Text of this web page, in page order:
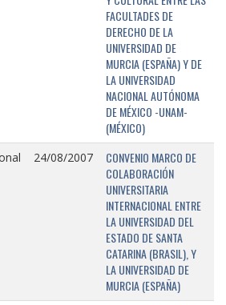
FACULTADES DE
DERECHO DE LA
UNIVERSIDAD DE
MURCIA (ESPAÑA) Y DE
LA UNIVERSIDAD
NACIONAL AUTÓNOMA
DE MÉXICO -UNAM-
(MÉXICO)
24/08/2007
CONVENIO MARCO DE
COLABORACIÓN
UNIVERSITARIA
INTERNACIONAL ENTRE
LA UNIVERSIDAD DEL
ESTADO DE SANTA
CATARINA (BRASIL), Y
LA UNIVERSIDAD DE
MURCIA (ESPAÑA)